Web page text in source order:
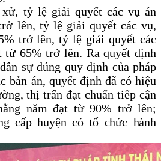
xử, tỷ lệ giải quyết các vụ án
lên, tỷ lệ giải quyết các vụ,
trở lên, tỷ lệ giải quyết các
từ 65% trở lên. Ra quyết định
sự đúng quy định của pháp
bản án, quyết định đã có hiệu
thị trấn đạt chuẩn tiếp cận
năm đạt từ 90% trởlên;
cấp huyện có tổ chức hành